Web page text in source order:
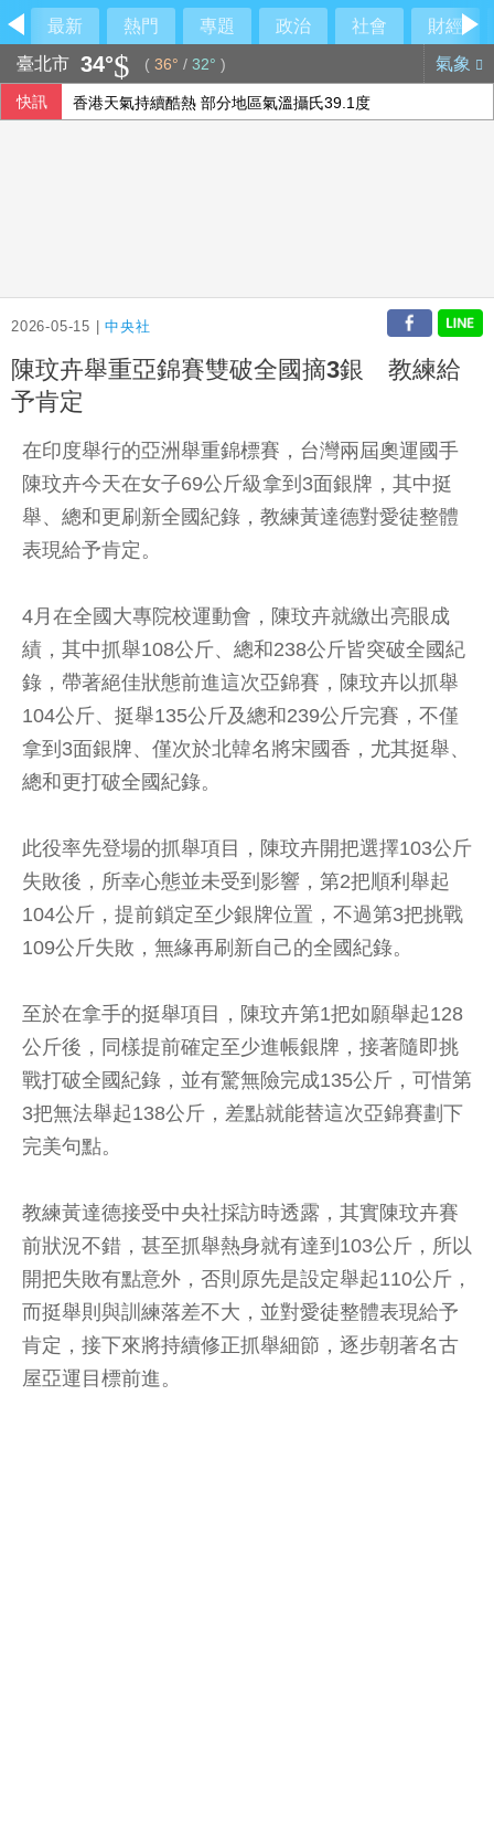
最新 熱門 專題 政治 社會
財經
臺北市 34° ( 36° / 32° ) 氣象
快訊 香港天氣持續酷熱 部分地區氣溫攝氏39.1度
2026-05-15 |中央社
陳玟卉舉重亞錦賽雙破全國摘3銀 教練給
予肯定
在印度舉行的亞洲舉重錦標賽，台灣兩屆奧運國手
陳玟卉今天在女子69公斤級拿到3面銀牌，其中挺
舉、總和更刷新全國紀錄，教練黃達德對愛徒整體
表現給予肯定。
4月在全國大專院校運動會，陳玟卉就繳出亮眼成
績，其中抓舉108公斤、總和238公斤皆突破全國紀
錄，帶著絕佳狀態前進這次亞錦賽，陳玟卉以抓舉
104公斤、挺舉135公斤及總和239公斤完賽，不僅
拿到3面銀牌、僅次於北韓名將宋國香，尤其挺舉、
總和更打破全國紀錄。
此役率先登場的抓舉項目，陳玟卉開把選擇103公斤
失敗後，所幸心態並未受到影響，第2把順利舉起
104公斤，提前鎖定至少銀牌位置，不過第3把挑戰
109公斤失敗，無緣再刷新自己的全國紀錄。
至於在拿手的挺舉項目，陳玟卉第1把如願舉起128
公斤後，同樣提前確定至少進帳銀牌，接著隨即挑
戰打破全國紀錄，並有驚無險完成135公斤，可惜第
3把無法舉起138公斤，差點就能替這次亞錦賽劃下
完美句點。
教練黃達德接受中央社採訪時透露，其實陳玟卉賽
前狀況不錯，甚至抓舉熱身就有達到103公斤，所以
開把失敗有點意外，否則原先是設定舉起110公斤，
而挺舉則與訓練落差不大，並對愛徒整體表現給予
肯定，接下來將持續修正抓舉細節，逐步朝著名古
屋亞運目標前進。